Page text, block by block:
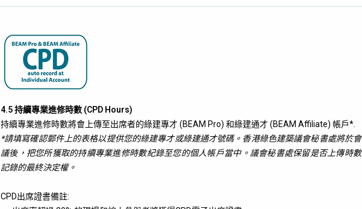
4.5 持續專業進修時數 (CPD Hours)
持續專業進修時數將會上傳至出席者的綠建專才 (BEAM Pro) 和綠建通才 (BEAM Affiliate) 帳戶*.
*請填寫確認郵件上的表格以提供您的綠建專才或綠建通才號碼。香港綠色建築議會秘書處將於會
議後，把您所獲取的持續專業進修時數紀錄至您的個人帳戶當中。議會秘書處保留是否上傳時數
記錄的最終決定權。
CPD出席證書備註: